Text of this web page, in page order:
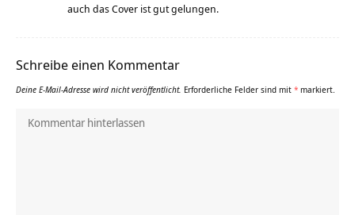
auch das Cover ist gut gelungen.
Schreibe einen Kommentar
Deine E-Mail-Adresse wird nicht veröffentlicht. Erforderliche Felder sind mit * markiert.